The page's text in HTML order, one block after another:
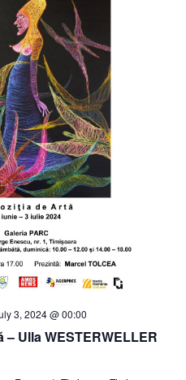
Ulla WESTERWELLER
3, 2024 @ 00:00